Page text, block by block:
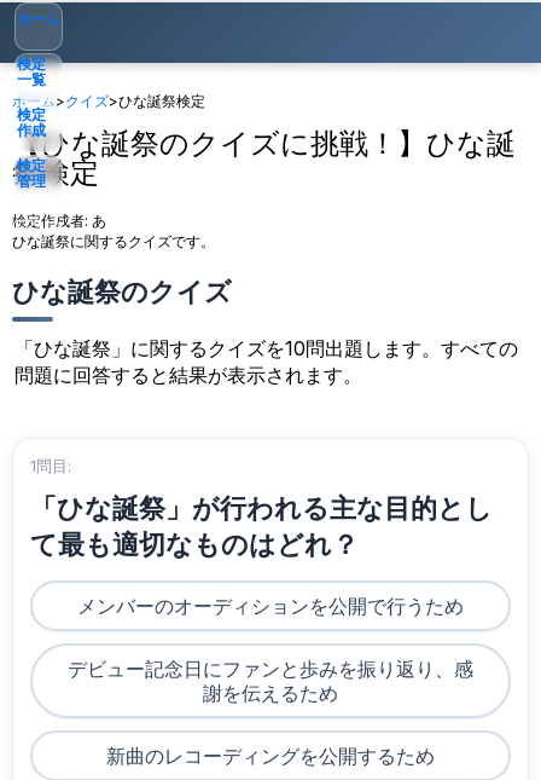
ホーム
検定
一覧
検定
作成
検定
管理
ゲスト▾
ホーム>クイズ>ひな誕祭検定
【ひな誕祭のクイズに挑戦！】ひな誕
祭検定
検定作成者: あ
ひな誕祭に関するクイズです。
ひな誕祭のクイズ
「ひな誕祭」に関するクイズを10問出題します。すべての
問題に回答すると結果が表示されます。
1問目:
「ひな誕祭」が行われる主な目的とし
て最も適切なものはどれ？
メンバーのオーディションを公開で行うため
デビュー記念日にファンと歩みを振り返り、感
謝を伝えるため
新曲のレコーディングを公開するため